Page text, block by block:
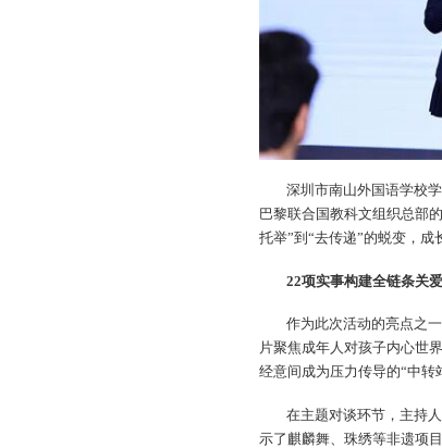
深圳市南山外国语学校
巴黎联合国教科文组织总部
托举”到“去传递”的蜕变，成
22项实事构建全链条关
作为此次活动的亮点之
片聚焦成年人对孩子内心世
经意间成为压力传导的“中转
在主题对谈环节，主持
示了麒麟舞、珠绣等非遗项